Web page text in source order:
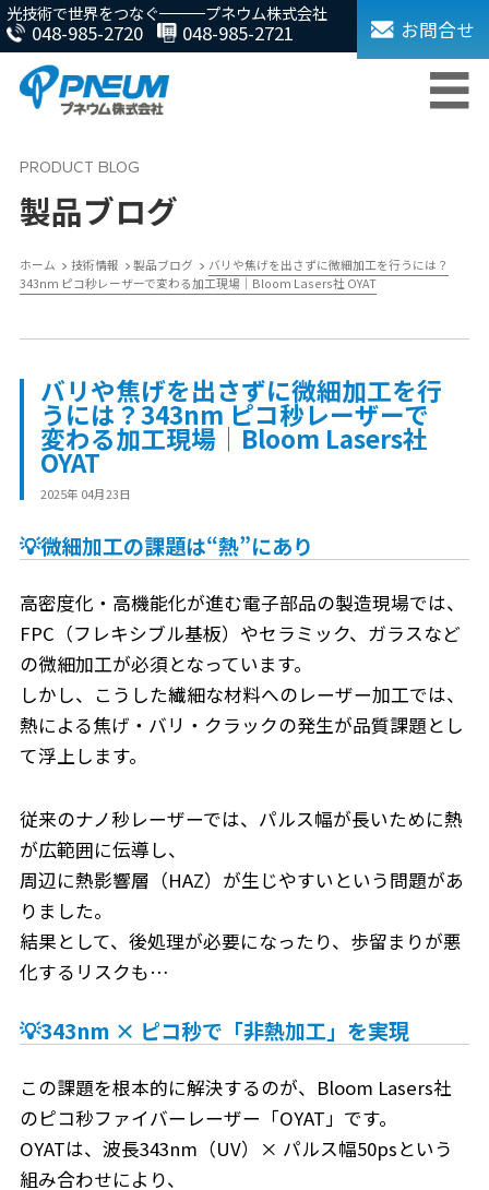
光技術で世界をつなぐ プネウム株式会社
048-985-2720 048-985-2721 お問合せ
製品ブログ
ホーム 技術情報 製品ブログ
バリや焦げを出さずに微細加工を行うには？
343nm ピコ秒レーザーで変わる加工現場｜Bloom Lasers社 OYAT
バリや焦げを出さずに微細加工を行
うには？343nm ピコ秒レーザーで
変わる加工現場｜Bloom Lasers社
OYAT
2025年 04月23日
💡微細加工の課題は“熱”にあり
高密度化・高機能化が進む電子部品の製造現場では、
FPC（フレキシブル基板）やセラミック、ガラスなど
の微細加工が必須となっています。
しかし、こうした繊細な材料へのレーザー加工では、
熱による焦げ・バリ・クラックの発生が品質課題とし
て浮上します。
従来のナノ秒レーザーでは、パルス幅が長いために熱
が広範囲に伝導し、
周辺に熱影響層（HAZ）が生じやすいという問題があ
りました。
結果として、後処理が必要になったり、歩留まりが悪
化するリスクも…
💡343nm × ピコ秒で「非熱加工」を実現
この課題を根本的に解決するのが、Bloom Lasers社
のピコ秒ファイバーレーザー「OYAT」です。
OYATは、波長343nm（UV）× パルス幅50psという
組み合わせにより、